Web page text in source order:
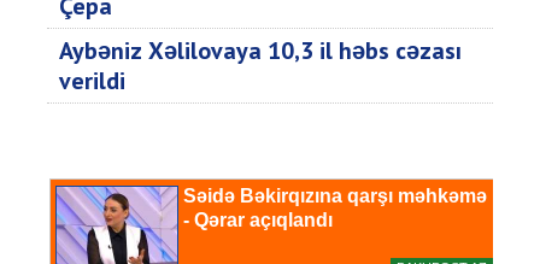
Aybəniz Xəlilovaya 10,3 il həbs cəzası
verildi